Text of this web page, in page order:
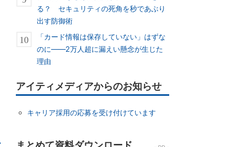
る？ セキュリティの死角を秒であぶり
出す防御術
「カード情報は保存していない」はずな
のに――2万人超に漏えい懸念が生じた
理由
アイティメディアからのお知らせ
キャリア採用の応募を受け付けています